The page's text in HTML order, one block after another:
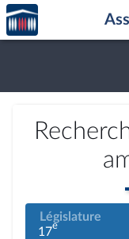
Aller au contenu
Aller en bas de la
Accèder
à la
page
Législature
17e